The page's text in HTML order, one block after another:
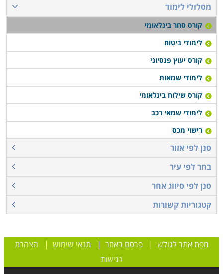
מסלולי לימוד
קורס סחר בינלאומי
לימודי ביטוח
קורס יעוץ פנסיוני
לימודי שמאות
קורס שילוח בינלאומי
לימודי שמאי רכב
רישוי מכס
סנן לפי אזור
בחר לפי עיר
סנן לפי סיווג אחר
קטגוריות קשורות
מפת אתר לגולש |פרסם באתר | תנאי שימוש | הצהרת
נגישות